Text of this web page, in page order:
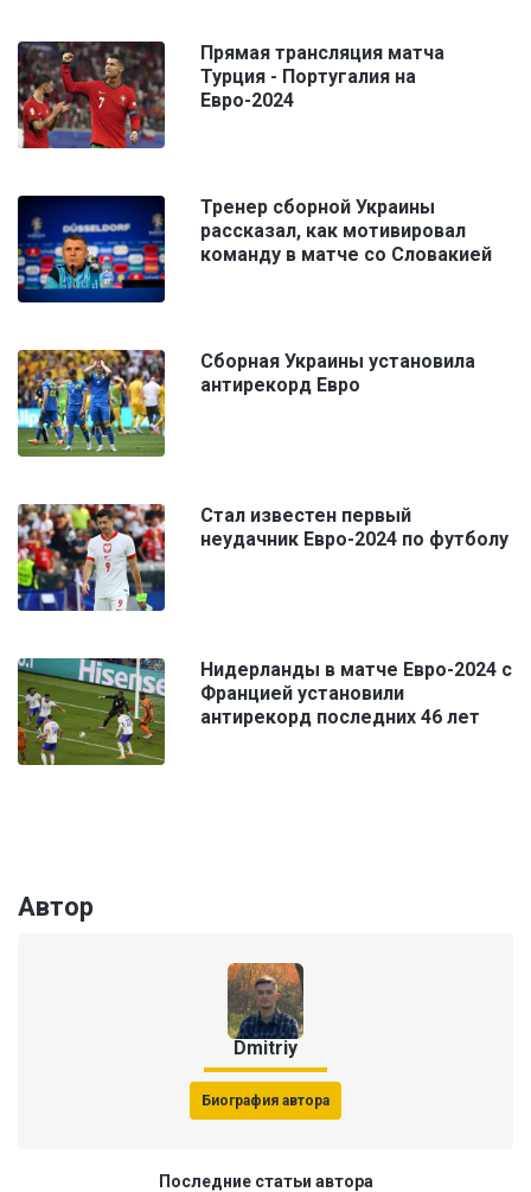
Прямая трансляция матча
Турция - Португалия на
Евро-2024
Тренер сборной Украины
рассказал, как мотивировал
команду в матче со Словакией
Сборная Украины установила
антирекорд Евро
Стал известен первый
неудачник Евро-2024 по футболу
Нидерланды в матче Евро-2024 с
Францией установили
антирекорд последних 46 лет
Автор
Dmitriy
Биография автора
Последние статьи автора